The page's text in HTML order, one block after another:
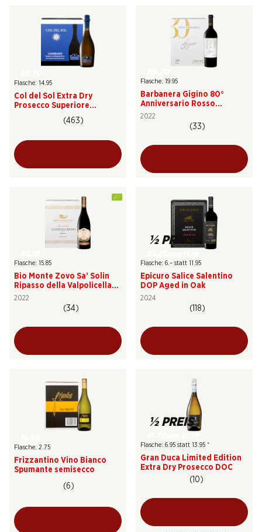
Flasche: 14.95
Col del Sol Extra Dry
Prosecco Superiore
(463)
Flasche: 19.95
Barbanera Gigino 80°
Anniversario Rosso
Toscana IGT
2022
(33)
Flasche: 15.85
Bio Monte Zovo Sa’ Solin
Ripasso della Valpolicella
DOC Superiore
2022
(34)
½ PREIS
Flasche: 6.– statt 11.95
Epicuro Salice Salentino
DOP Aged in Oak
2024
(118)
Flasche: 2.75
Frizzantino Vino Bianco
Spumante semisecco
(6)
½ PREIS
Flasche: 6.95 statt 13.95 *
Gran Duca Limited Edition
Extra Dry Prosecco DOC
(10)